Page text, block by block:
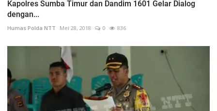
Kapolres Sumba Timur dan Dandim 1601 Gelar Dialog
dengan...
Humas Polda NTT Mei 28, 2018 0 836